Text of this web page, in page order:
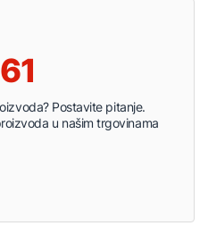
Postavite pitanje.
u našim trgovinama